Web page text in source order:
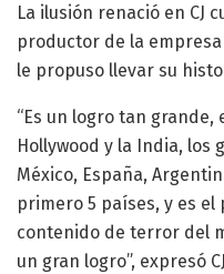
La ilusión renació en CJ
productor de la
le propuso llevar su
“Es un logro tan grande,
Hollywood y la India, los
México, España,
primero 5 países, y es el
contenido de terror del
un gran logro”, expresó